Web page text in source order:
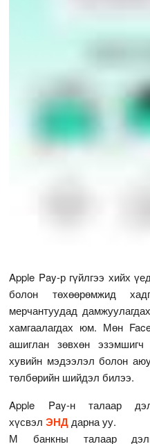
Apple Pay-р гүйлгээ хийх
болон төхөөрөмжид
мерчантуудад
хамгаалагдах юм. Мөн
ашиглан зөвхөн эзэмшигч
хувийн мэдээлэл болон
төлбөрийн шийдэл билээ.
Apple Pay-н талаар
хүсвэлЭНДдарна уу.
М банкны талаар